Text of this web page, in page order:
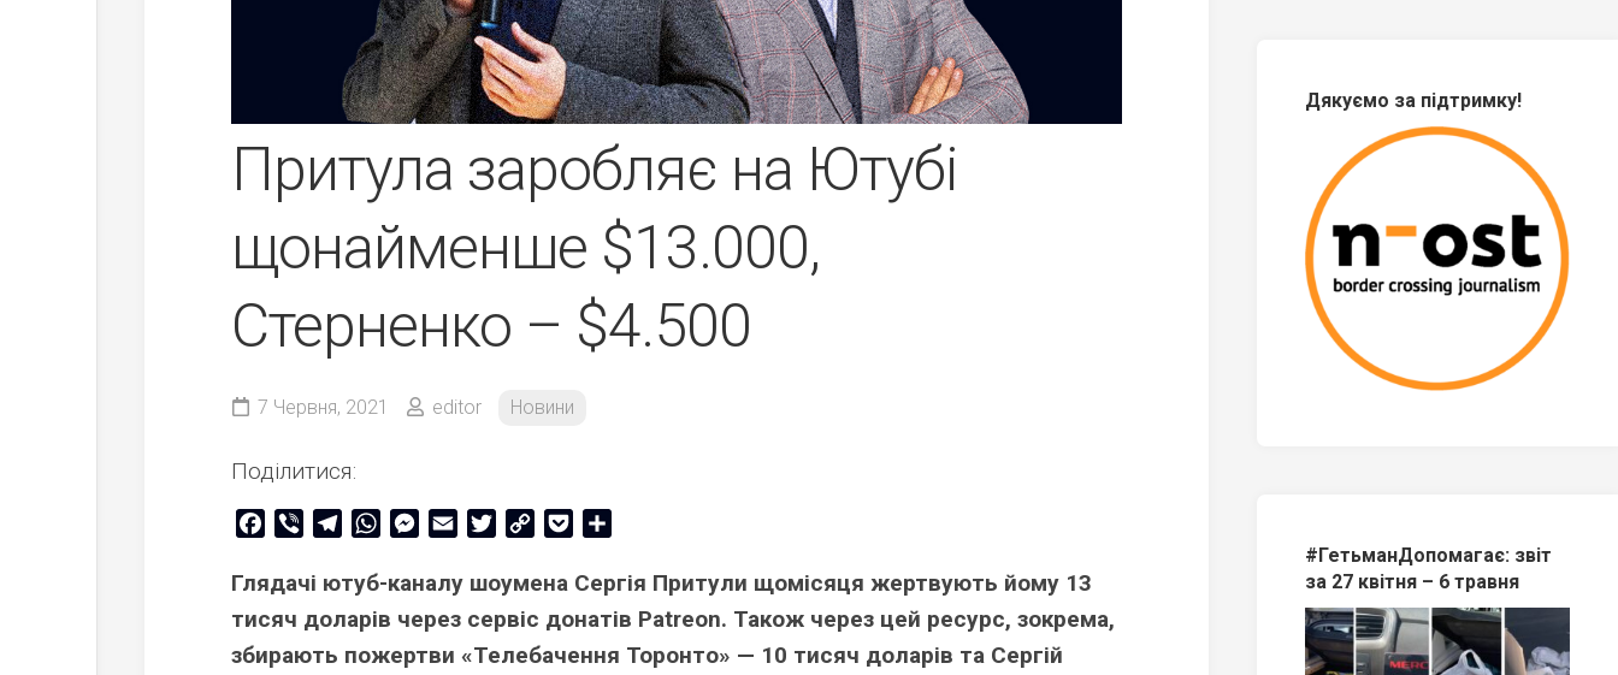
Притула заробляє на Ютубі
щонайменше $13.000,
Стерненко – $4.500
7 Червня, 2021 editor Новини
Поділитися:
Facebook
Viber TelegramWhatsAppMessenger
Email TwitterCopy
Pocket
Глядачі ютуб-каналу шоумена Сергія Притули щомісяця жертвують йому 13
тисяч доларів через сервіс донатів Patreon. Також через цей ресурс, зокрема,
збирають пожертви «Телебачення Торонто» — 10 тисяч доларів та Сергій
Дякуємо за підтримку!
#ГетьманДопомагає: звіт
за 27 квітня – 6 травня